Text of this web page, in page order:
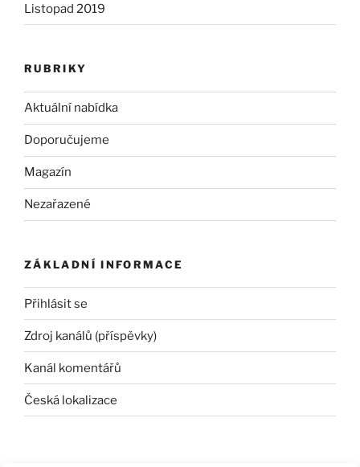
Listopad 2019
RUBRIKY
Aktuální nabídka
Doporučujeme
Magazín
Nezařazené
ZÁKLADNÍ INFORMACE
Přihlásit se
Zdroj kanálů (příspěvky)
Kanál komentářů
Česká lokalizace